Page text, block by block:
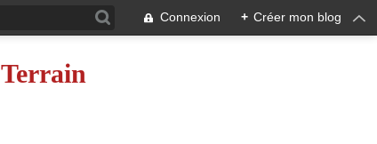
Connexion + Créer mon blog